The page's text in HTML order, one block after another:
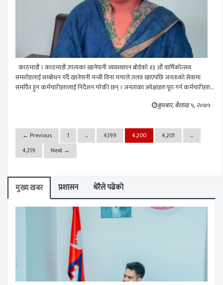
काठमाडौं । काठमाडौं उपत्यका खानेपानी व्यवस्थापन बोर्डको १३ औं वार्षिकोत्सव
समारोहलाई सम्बोधन गर्दै खानेपानी मन्त्री विना मगरले तलव खाएपछि जनताको सेवामा
समर्पित हुन कर्मचारीहरुलाई निर्देशन गरेकी छन् । जनताका अपेक्षाहरु पूरा गर्न कर्मचारीहरु...
बुधबार, बैशाख ५, २०७५
← Previous 1 … 4,199 4,200 4,201
…
4,219
Next →
मुख्य खबर प्रशासन धेरैले पढेको